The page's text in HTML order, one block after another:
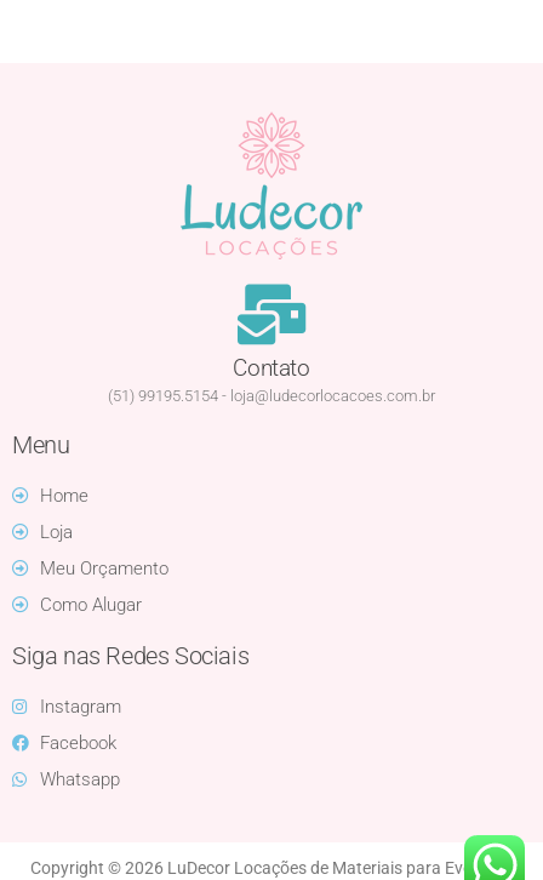
Contato
(51) 99195.5154 - loja@ludecorlocacoes.com.br
Menu
Home
Loja
Meu Orçamento
Como Alugar
Siga nas Redes Sociais
Instagram
Facebook
Whatsapp
Copyright © 2026 LuDecor Locações de Materiais para Eventos |